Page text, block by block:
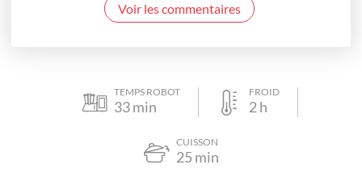
Voir les commentaires
TEMPS ROBOT
33min
FROID
2h
CUISSON
25 min